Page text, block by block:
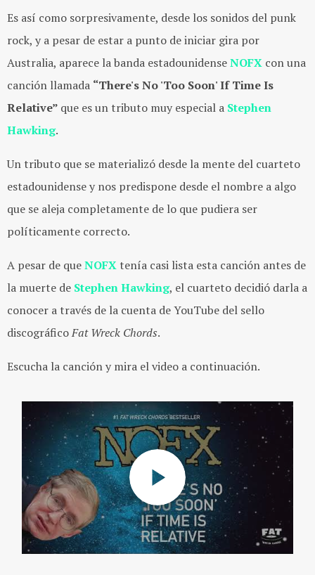
Es así como sorpresivamente, desde los sonidos del punk
rock, y a pesar de estar a punto de iniciar gira por
Australia, aparece la banda estadounidenseNOFX con una
canción llamada “There's No 'Too Soon' If Time Is
Relative” que es un tributo muy especial a Stephen
Hawking.
Un tributo que se materializó desde la mente del cuarteto
estadounidense y nos predispone desde el nombre a algo
que se aleja completamente de lo que pudiera ser
políticamente correcto.
A pesar de queNOFX tenía casi lista esta canción antes de
la muerte de Stephen Hawking, el cuarteto decidió darla a
conocer a través de la cuenta de YouTube del sello
discográficoFat Wreck Chords.
Escucha la canción y mira el video a continuación.